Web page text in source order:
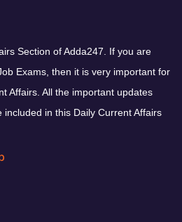
Section of Adda247. If you are
Exams, then it is very important for
Affairs. All the important updates
in this Daily Current Affairs